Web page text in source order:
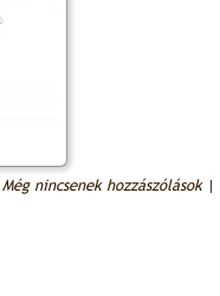
Még nincsenek hozzászólások|